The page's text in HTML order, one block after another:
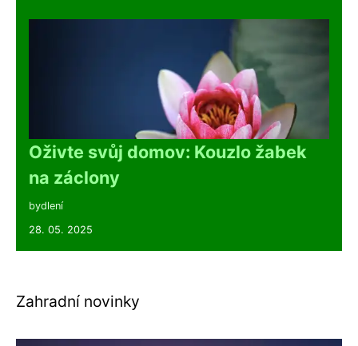
Oživte svůj domov: Kouzlo žabek
na záclony
bydlení
28. 05. 2025
Zahradní novinky